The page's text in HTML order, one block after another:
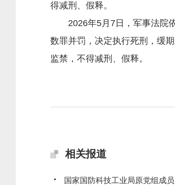
得减刑、假释。
2026年5月7日，军事法院依
数罪并罚，决定执行死刑，缓
监禁，不得减刑、假释。
相关报道
国家国防科技工业局原党组成